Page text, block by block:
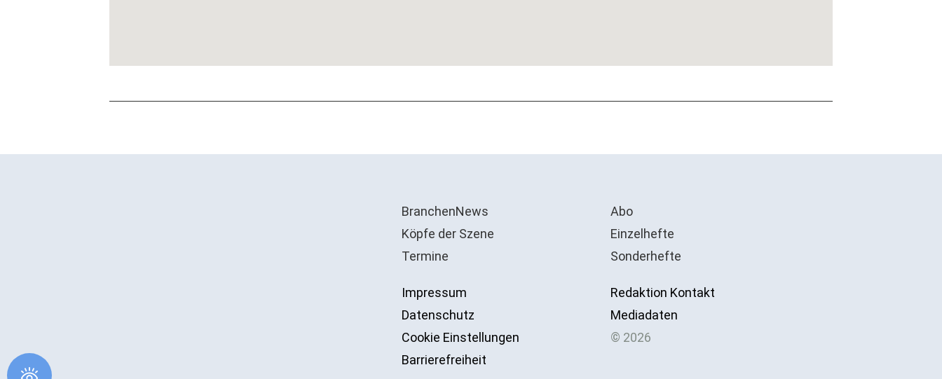
BranchenNews
Köpfe der Szene
Termine
Impressum
Datenschutz
Cookie Einstellungen
Barrierefreiheit
Abo
Einzelhefte
Sonderhefte
Redaktion Kontakt
Mediadaten
© 2026